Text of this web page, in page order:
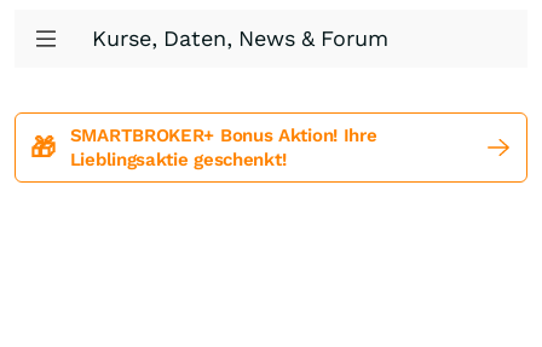
Kurse, Daten, News & Forum
🎁
SMARTBROKER+ Bonus Aktion! Ihre
Lieblingsaktie geschenkt!